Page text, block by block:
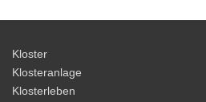
Kloster
Klosteranlage
Klosterleben